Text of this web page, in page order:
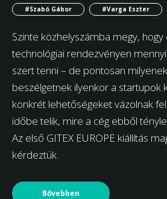
#Szabó Gábor
#Varga Eszter
Szinte közhelyszámba megy, hogy
technológiai rendezvényen
szert tenni – de pontosan
beszélgetnek ilyenkor a startupok
konkrét lehetőségeket vázolnak
időbe telik, mire a cég ebből
Az első GITEX EUROPE kiállítás
kérdeztük.
Bővebben